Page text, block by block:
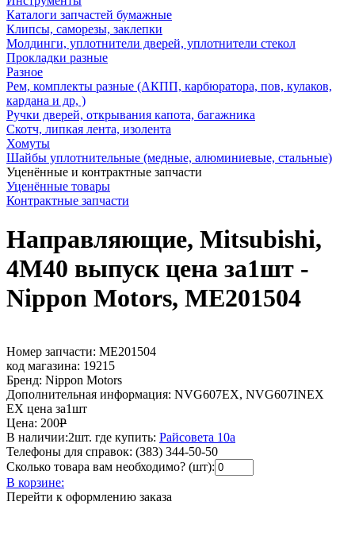
Каталоги запчастей бумажные
Клипсы, саморезы, заклепки
Молдинги, уплотнители дверей, уплотнители стекол
Прокладки разные
Разное
Рем, комплекты разные (АКПП, карбюратора, пов, кулаков,
кардана и др, )
Ручки дверей, открывания капота, багажника
Скотч, липкая лента, изолента
Хомуты
Шайбы уплотнительные (медные, алюминиевые, стальные)
Уценённые и контрактные запчасти
Уценённые товары
Контрактные запчасти
Направляющие, Mitsubishi,
4M40 выпуск цена за1шт -
Nippon Motors, ME201504
Номер запчасти: ME201504
код магазина: 19215
Бренд: Nippon Motors
Дополнительная информация: NVG607EX, NVG607INEX
EX цена за1шт
Цена: 200Р
В наличии:2шт. где купить: Райсовета 10а
Телефоны для справок: (383) 344-50-50
Сколько товара вам необходимо? (шт):
В корзине:
Перейти к оформлению заказа